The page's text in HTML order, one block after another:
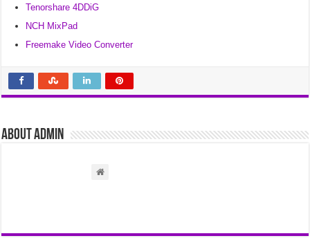
Tenorshare 4DDiG
NCH MixPad
Freemake Video Converter
About admin